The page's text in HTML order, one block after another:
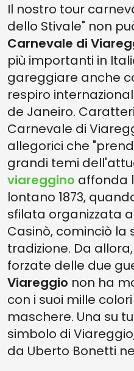
Il nostro tour
dello Stivale" non
Carnevale di
più importanti in
gareggiare anche
respiro
de Janeiro.
Carnevale di
allegorici che
grandi temi
viareggino affonda
lontano 1873,
sfilata organizzata
Casinò, cominciò la
tradizione. Da
forzate delle due
Viareggio non ha
con i suoi mille
maschere. Una su
simbolo di
da Uberto Bonetti